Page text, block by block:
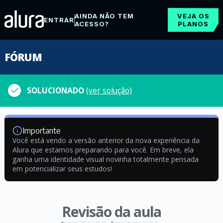
ENTRARAINDA NÃO TEM
ACESSO?
VEJA OS
PLANOS
FÓRUM
SOLUCIONADO(ver solução)
Importante
Você está vendo a versão anterior da nova experiência da
Alura que estamos preparando para você. Em breve, ela
ganha uma identidade visual novinha totalmente pensada
em potencializar seus estudos!
Revisão da aula